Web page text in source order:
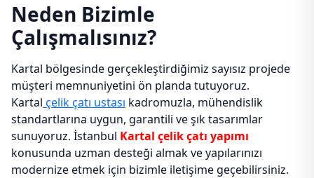
Neden Bizimle
Çalışmalısınız?
Kartal bölgesinde gerçekleştirdiğimiz sayısız projede
müşteri memnuniyetini ön planda tutuyoruz.
Kartal çelik çatı ustası kadromuzla, mühendislik
standartlarına uygun, garantili ve şık tasarımlar
sunuyoruz. İstanbul Kartal çelik çatı yapımı
konusunda uzman desteği almak ve yapılarınızı
modernize etmek için bizimle iletişime geçebilirsiniz.